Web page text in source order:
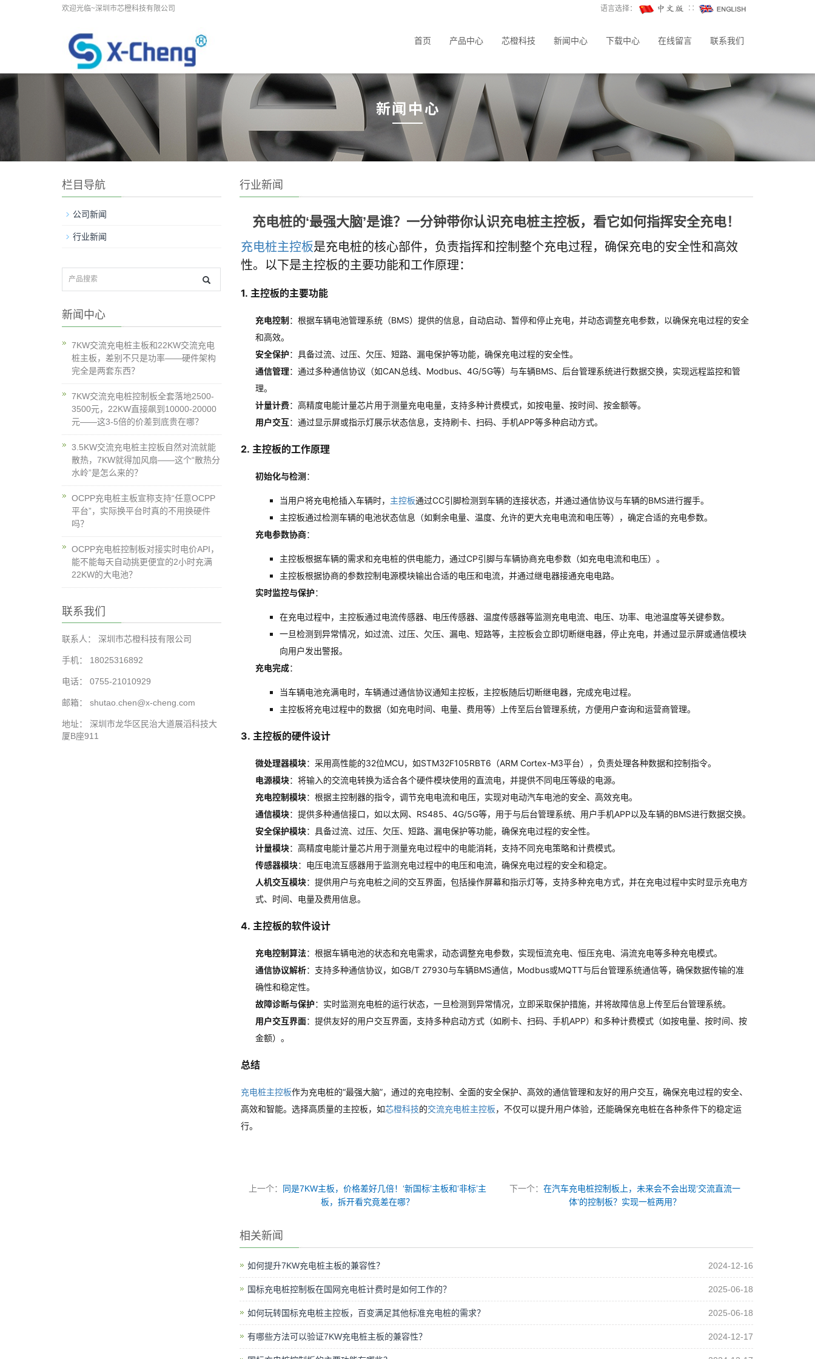
欢迎光临~深圳市芯橙科技有限公司 语言选择： ∷
首页 产品中心 芯橙科技 新闻中心 下载中心 在线留言 联系我们
行业新闻
充电桩的‘最强大脑’是谁？一分钟带你认识充电桩主控板，看它如何指挥安全充电！
充电桩主控板是充电桩的核心部件，负责指挥和控制整个充电过程，确保充电的安全性和高效
性。以下是主控板的主要功能和工作原理：
1. 主控板的主要功能
充电控制：根据车辆电池管理系统（BMS）提供的信息，自动启动、暂停和停止充电，并动态调整充电参数，以确保充电过程的安全
和高效。
安全保护：具备过流、过压、欠压、短路、漏电保护等功能，确保充电过程的安全性。
通信管理：通过多种通信协议（如CAN总线、Modbus、4G/5G等）与车辆BMS、后台管理系统进行数据交换，实现远程监控和管
理。
计量计费：高精度电能计量芯片用于测量充电电量，支持多种计费模式，如按电量、按时间、按金额等。
用户交互：通过显示屏或指示灯展示状态信息，支持刷卡、扫码、手机APP等多种启动方式。
2. 主控板的工作原理
初始化与检测：
当用户将充电枪插入车辆时， 主控板通过CC引脚检测到车辆的连接状态，并通过通信协议与车辆的BMS进行握手。
主控板通过检测车辆的电池状态信息（如剩余电量、温度、允许的更大充电电流和电压等），确定合适的充电参数。
充电参数协商：
主控板根据车辆的需求和充电桩的供电能力，通过CP引脚与车辆协商充电参数（如充电电流和电压）。
主控板根据协商的参数控制电源模块输出合适的电压和电流，并通过继电器接通充电电路。
实时监控与保护：
在充电过程中，主控板通过电流传感器、电压传感器、温度传感器等监测充电电流、电压、功率、电池温度等关键参数。
一旦检测到异常情况，如过流、过压、欠压、漏电、短路等，主控板会立即切断继电器，停止充电，并通过显示屏或通信模块
向用户发出警报。
充电完成：
当车辆电池充满电时，车辆通过通信协议通知主控板，主控板随后切断继电器，完成充电过程。
主控板将充电过程中的数据（如充电时间、电量、费用等）上传至后台管理系统，方便用户查询和运营商管理。
3. 主控板的硬件设计
微处理器模块：采用高性能的32位MCU，如STM32F105RBT6（ARM Cortex-M3平台），负责处理各种数据和控制指令。
电源模块：将输入的交流电转换为适合各个硬件模块使用的直流电，并提供不同电压等级的电源。
充电控制模块：根据主控制器的指令，调节充电电流和电压，实现对电动汽车电池的安全、高效充电。
通信模块：提供多种通信接口，如以太网、RS485、4G/5G等，用于与后台管理系统、用户手机APP以及车辆的BMS进行数据交换。
安全保护模块：具备过流、过压、欠压、短路、漏电保护等功能，确保充电过程的安全性。
计量模块：高精度电能计量芯片用于测量充电过程中的电能消耗，支持不同充电策略和计费模式。
传感器模块：电压电流互感器用于监测充电过程中的电压和电流，确保充电过程的安全和稳定。
人机交互模块：提供用户与充电桩之间的交互界面，包括操作屏幕和指示灯等，支持多种充电方式，并在充电过程中实时显示充电方
式、时间、电量及费用信息。
4. 主控板的软件设计
充电控制算法：根据车辆电池的状态和充电需求，动态调整充电参数，实现恒流充电、恒压充电、涓流充电等多种充电模式。
通信协议解析：支持多种通信协议，如GB/T 27930与车辆BMS通信，Modbus或MQTT与后台管理系统通信等，确保数据传输的准
确性和稳定性。
故障诊断与保护：实时监测充电桩的运行状态，一旦检测到异常情况，立即采取保护措施，并将故障信息上传至后台管理系统。
用户交互界面：提供友好的用户交互界面，支持多种启动方式（如刷卡、扫码、手机APP）和多种计费模式（如按电量、按时间、按
金额）。
总结
充电桩主控板作为充电桩的“最强大脑”，通过的充电控制、全面的安全保护、高效的通信管理和友好的用户交互，确保充电过程的安全、
高效和智能。选择高质量的主控板，如芯橙科技的交流充电桩主控板，不仅可以提升用户体验，还能确保充电桩在各种条件下的稳定运
行。
上一个：
同是7KW主板，价格差好几倍！‘新国标’主板和‘非标’主
板，拆开看究竟差在哪？
下一个： 在汽车充电桩控制板上，未来会不会出现‘交流直流一
体’的控制板？实现一桩两用？
相关新闻
如何提升7KW充电桩主板的兼容性？ 2024-12-16
国标充电桩控制板在国网充电桩计费时是如何工作的？ 2025-06-18
如何玩转国标充电桩主控板，百变满足其他标准充电桩的需求？ 2025-06-18
有哪些方法可以验证7KW充电桩主板的兼容性？ 2024-12-17
栏目导航
公司新闻
行业新闻
新闻中心
7KW交流充电桩主板和22KW交流充电
桩主板，差别不只是功率——硬件架构
完全是两套东西？
7KW交流充电桩控制板全套落地2500-
3500元，22KW直接飙到10000-20000
元——这3-5倍的价差到底贵在哪？
3.5KW交流充电桩主控板自然对流就能
散热，7KW就得加风扇——这个“散热分
水岭”是怎么来的？
OCPP充电桩主板宣称支持“任意OCPP
平台”，实际换平台时真的不用换硬件
吗？
OCPP充电桩控制板对接实时电价API，
能不能每天自动挑更便宜的2小时充满
22KW的大电池？
联系我们
联系人： 深圳市芯橙科技有限公司
手机： 18025316892
电话： 0755-21010929
邮箱： shutao.chen@x-cheng.com
地址： 深圳市龙华区民治大道展滔科技大
厦B座911